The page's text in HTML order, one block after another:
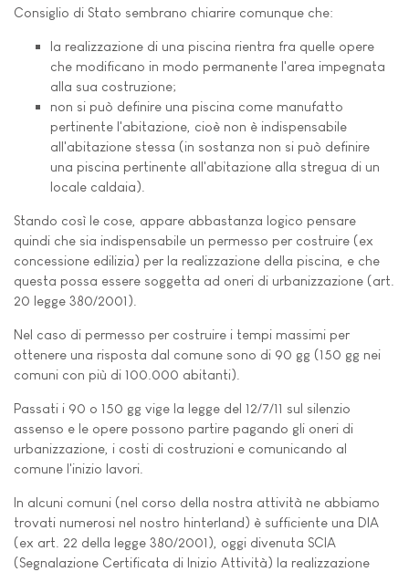
Consiglio di Stato sembrano chiarire comunque che:
la realizzazione di una piscina rientra fra quelle opere
che modificano in modo permanente l'area impegnata
alla sua costruzione;
non si può definire una piscina come manufatto
pertinente l'abitazione, cioè non è indispensabile
all'abitazione stessa (in sostanza non si può definire
una piscina pertinente all'abitazione alla stregua di un
locale caldaia).
Stando così le cose, appare abbastanza logico pensare
quindi che sia indispensabile un permesso per costruire (ex
concessione edilizia) per la realizzazione della piscina, e che
questa possa essere soggetta ad oneri di urbanizzazione (art.
20 legge 380/2001).
Nel caso di permesso per costruire i tempi massimi per
ottenere una risposta dal comune sono di 90 gg (150 gg nei
comuni con più di 100.000 abitanti).
Passati i 90 o 150 gg vige la legge del 12/7/11 sul silenzio
assenso e le opere possono partire pagando gli oneri di
urbanizzazione, i costi di costruzioni e comunicando al
comune l'inizio lavori.
In alcuni comuni (nel corso della nostra attività ne abbiamo
trovati numerosi nel nostro hinterland) è sufficiente una DIA
(ex art. 22 della legge 380/2001), oggi divenuta SCIA
(Segnalazione Certificata di Inizio Attività) la realizzazione